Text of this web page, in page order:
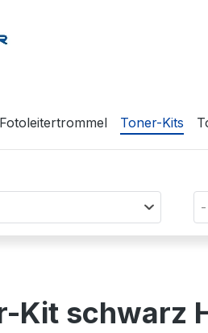
Fotoleitertrommel Toner-Kits
Kit schwarz